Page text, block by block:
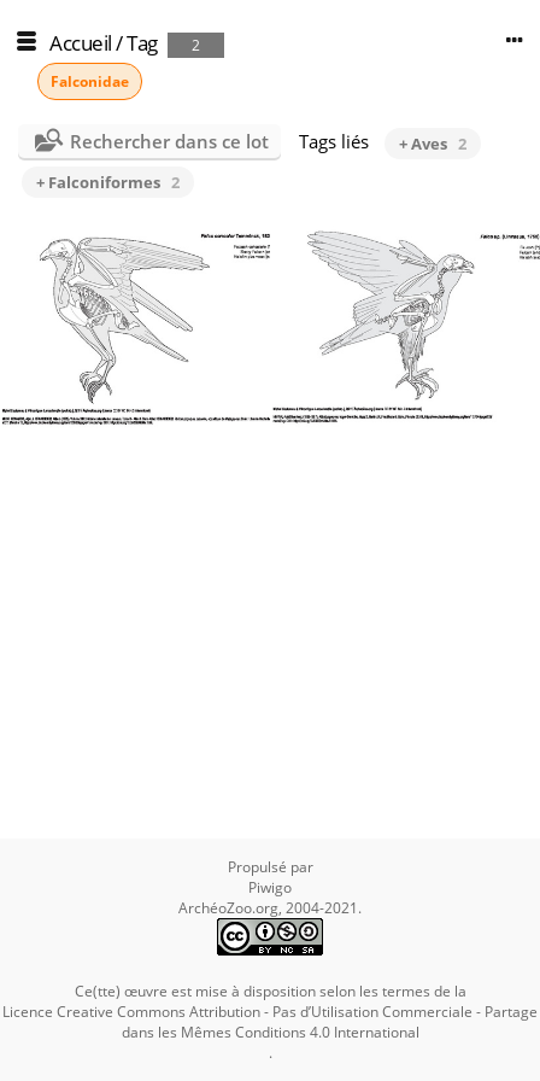
Accueil/Tag
2
Falconidae
Rechercher dans ce lot Tags liés + Aves 2
+ Falconiformes 2
Propulsé par
Piwigo
ArchéoZoo.org, 2004-2021.
Ce(tte) œuvre est mise à disposition selon les termes de la
Licence Creative Commons Attribution - Pas d’Utilisation Commerciale - Partage
dans les Mêmes Conditions 4.0 International
.